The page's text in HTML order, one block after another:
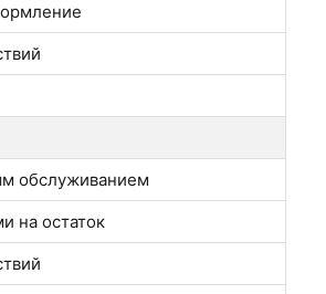
обслуживанием
на остаток